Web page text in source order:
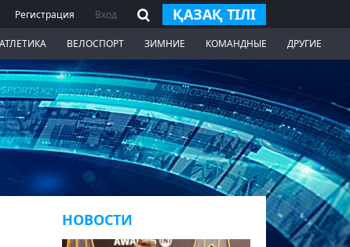
Регистрация Вход ҚАЗАҚ ТІЛІ
ВЕЛОСПОРТ ЗИМНИЕ КОМАНДНЫЕ ДРУГИЕ
НОВОСТИ